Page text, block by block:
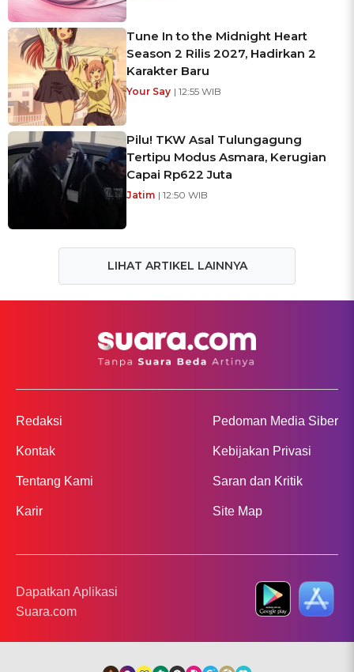
Tune In to the Midnight Heart
Season 2 Rilis 2027, Hadirkan 2
Karakter Baru
Your Say | 12:55 WIB
Pilu! TKW Asal Tulungagung
Tertipu Modus Asmara, Kerugian
Capai Rp622 Juta
Jatim | 12:50 WIB
LIHAT ARTIKEL LAINNYA
Redaksi
Kontak
Tentang Kami
Karir
Pedoman Media Siber
Kebijakan Privasi
Saran dan Kritik
Site Map
Dapatkan Aplikasi
Suara.com